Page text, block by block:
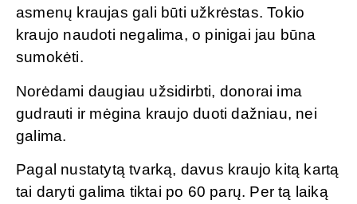
asmenų kraujas gali būti užkrėstas. Tokio
kraujo naudoti negalima, o pinigai jau būna
sumokėti.
Norėdami daugiau užsidirbti, donorai ima
gudrauti ir mėgina kraujo duoti dažniau, nei
galima.
Pagal nustatytą tvarką, davus kraujo kitą kartą
tai daryti galima tiktai po 60 parų. Per tą laiką